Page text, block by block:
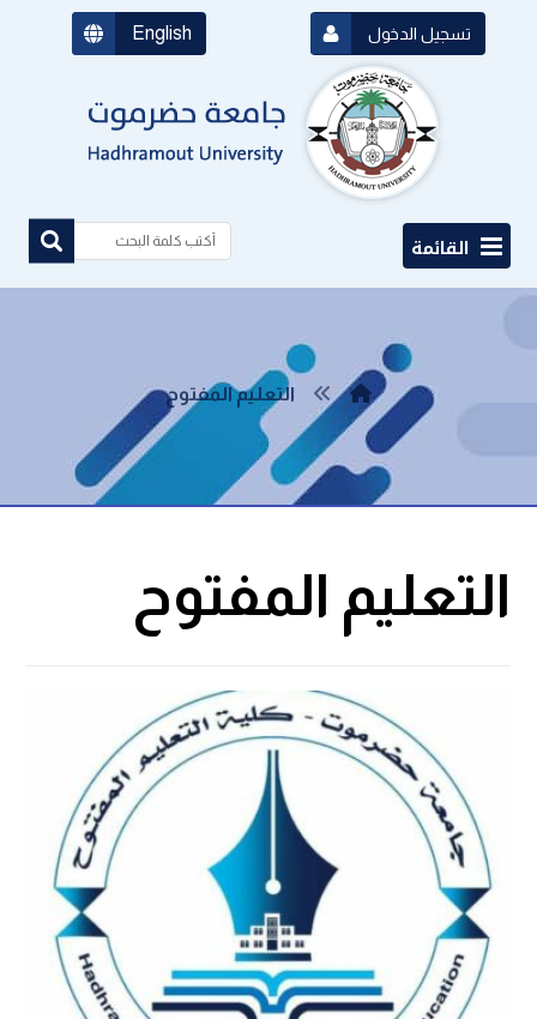
English تسجيل الدخول
القائمة
التعليم المفتوح
التعليم المفتوح